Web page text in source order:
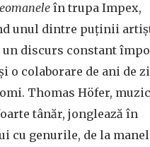
în trupa Impex,
unul dintre puținii
un discurs constant
o colaborare de ani de
Thomas Höfer,
tânăr, jonglează în
cu genurile, de la